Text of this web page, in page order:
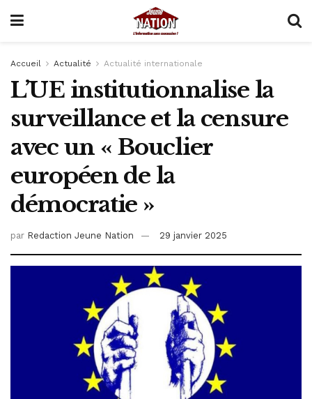
Accueil Actualité Actualité internationale
L’UE institutionnalise la
surveillance et la censure
avec un « Bouclier
européen de la
démocratie »
par Redaction Jeune Nation 29 janvier 2025